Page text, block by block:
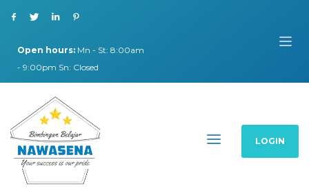
Open hours: Mn - St: 8:00am
- 9:00pm Sn: Closed
LOGIN